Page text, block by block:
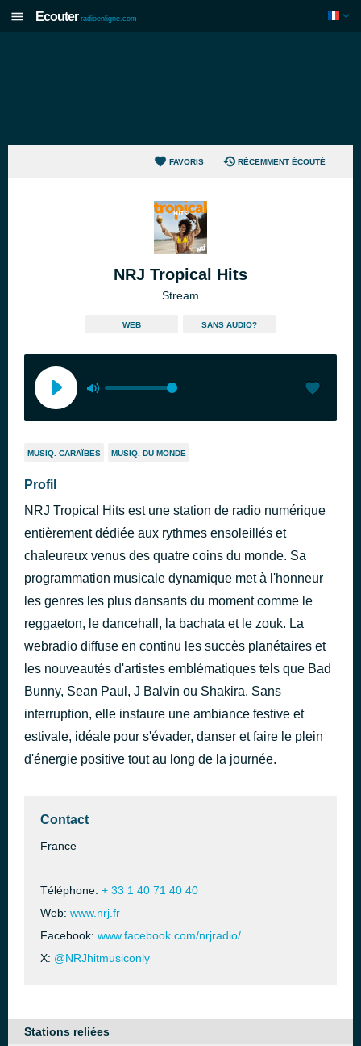
Ecouter radioenligne.com
FAVORIS RÉCEMMENT ÉCOUTÉ
NRJ Tropical Hits
Stream
WEB SANS AUDIO?
MUSIQ. CARAÏBES MUSIQ. DU MONDE
Profil
NRJ Tropical Hits est une station de radio numérique
entièrement dédiée aux rythmes ensoleillés et
chaleureux venus des quatre coins du monde. Sa
programmation musicale dynamique met à l'honneur
les genres les plus dansants du moment comme le
reggaeton, le dancehall, la bachata et le zouk. La
webradio diffuse en continu les succès planétaires et
les nouveautés d'artistes emblématiques tels que Bad
Bunny, Sean Paul, J Balvin ou Shakira. Sans
interruption, elle instaure une ambiance festive et
estivale, idéale pour s'évader, danser et faire le plein
d'énergie positive tout au long de la journée.
Contact
France
Téléphone: + 33 1 40 71 40 40
Web: www.nrj.fr
Facebook: www.facebook.com/nrjradio/
X: @NRJhitmusiconly
Stations reliées